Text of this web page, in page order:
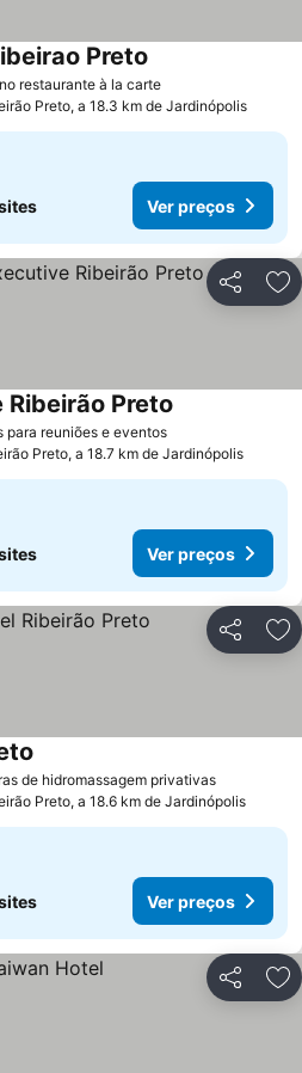
restaurante à la carte
Preto
Preto, a 18.3 km de Jardinópolis
Ver preços
Partilhar
para reuniões e eventos
Ribeirão Preto
Preto, a 18.7 km de Jardinópolis
Ver preços
Partilhar
de hidromassagem privativas
Preto, a 18.6 km de Jardinópolis
Ver preços
Partilhar